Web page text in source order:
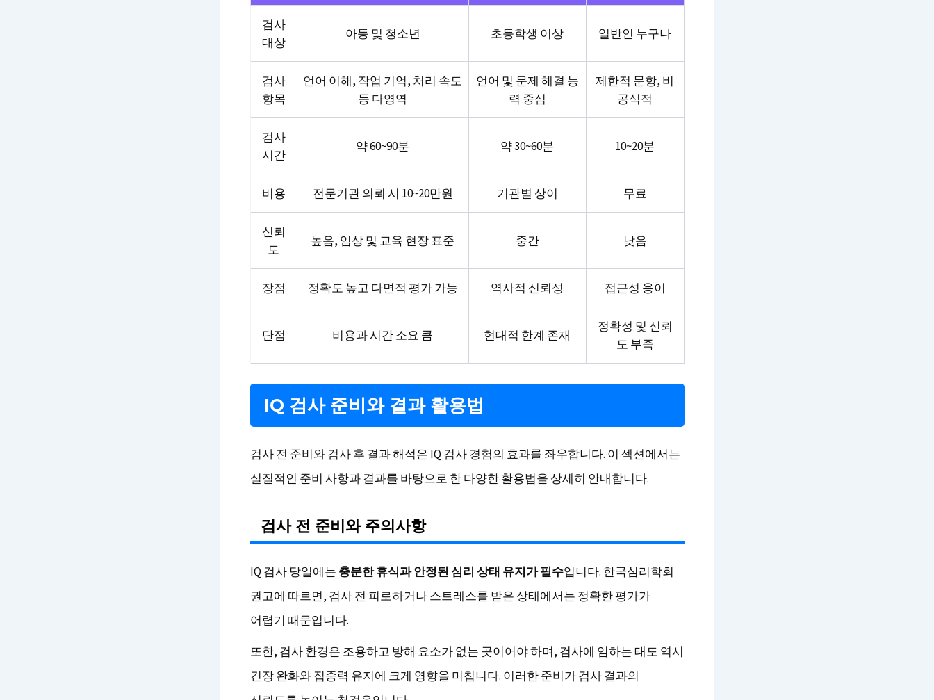
검사
대상
아동 및 청소년 초등학생 이상 일반인 누구나
검사
항목
언어 이해, 작업 기억, 처리 속도
등 다영역
언어 및 문제 해결 능
력 중심
제한적 문항, 비
공식적
검사
시간
약 60~90분 약 30~60분 10~20분
비용 전문기관 의뢰 시 10~20만원 기관별 상이 무료
신뢰
도
높음, 임상 및 교육 현장 표준 중간 낮음
장점 정확도 높고 다면적 평가 가능 역사적 신뢰성 접근성 용이
단점 비용과 시간 소요 큼 현대적 한계 존재
정확성 및 신뢰
도 부족
IQ 검사 준비와 결과 활용법
검사 전 준비와 검사 후 결과 해석은 IQ 검사 경험의 효과를 좌우합니다. 이 섹션에서는
실질적인 준비 사항과 결과를 바탕으로 한 다양한 활용법을 상세히 안내합니다.
검사 전 준비와 주의사항
IQ 검사 당일에는 충분한 휴식과 안정된 심리 상태 유지가 필수입니다. 한국심리학회
권고에 따르면, 검사 전 피로하거나 스트레스를 받은 상태에서는 정확한 평가가
어렵기 때문입니다.
또한, 검사 환경은 조용하고 방해 요소가 없는 곳이어야 하며, 검사에 임하는 태도 역시
긴장 완화와 집중력 유지에 크게 영향을 미칩니다. 이러한 준비가 검사 결과의